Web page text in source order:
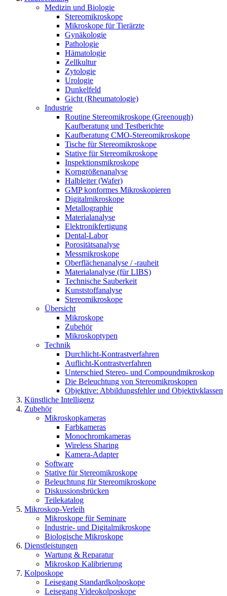
Medizin und Biologie
Stereomikroskope
Mikroskope für Tierärzte
Gynäkologie
Pathologie
Hämatologie
Zellkultur
Zytologie
Urologie
Dunkelfeld
Gicht (Rheumatologie)
Industrie
Routine Stereomikroskope (Greenough)
Kaufberatung und Testberichte
Kaufberatung CMO-Stereomikroskope
Tische für Stereomikroskope
Stative für Stereomikroskope
Inspektionsmikroskope
Korngrößenanalyse
Halbleiter (Wafer)
GMP konformes Mikroskopieren
Digitalmikroskope
Metallographie
Materialanalyse
Elektronikfertigung
Dental-Labor
Porositätsanalyse
Messmikroskope
Oberflächenanalyse / -rauheit
Materialanalyse (für LIBS)
Technische Sauberkeit
Kunststoffanalyse
Stereomikroskope
Übersicht
Mikroskope
Zubehör
Mikroskoptypen
Technik
Durchlicht-Kontrastverfahren
Auflicht-Kontrastverfahren
Unterschied Stereo- und Compoundmikroskop
Die Beleuchtung von Stereomikroskopen
Objektive: Abbildungsfehler und Objektivklassen
Künstliche Intelligenz
Zubehör
Mikroskopkameras
Farbkameras
Monochromkameras
Wireless Sharing
Kamera-Adapter
Software
Stative für Stereomikroskope
Beleuchtung für Stereomikroskope
Diskussionsbrücken
Teilekatalog
Mikroskop-Verleih
Mikroskope für Seminare
Industrie- und Digitalmikroskope
Biologische Mikroskope
Dienstleistungen
Wartung & Reparatur
Mikroskop Kalibrierung
Kolposkope
Leisegang Standardkolposkope
Leisegang Videokolposkope